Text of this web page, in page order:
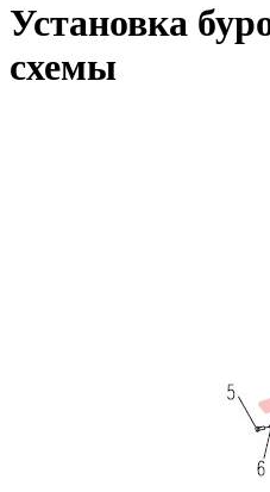
Установка
схемы